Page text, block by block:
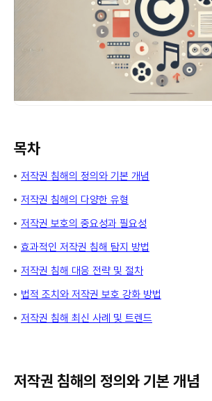
목차
저작권 침해의 정의와 기본 개념
저작권 침해의 다양한 유형
저작권 보호의 중요성과 필요성
효과적인 저작권 침해 탐지 방법
저작권 침해 대응 전략 및 절차
법적 조치와 저작권 보호 강화 방법
저작권 침해 최신 사례 및 트렌드
저작권 침해의 정의와 기본 개념